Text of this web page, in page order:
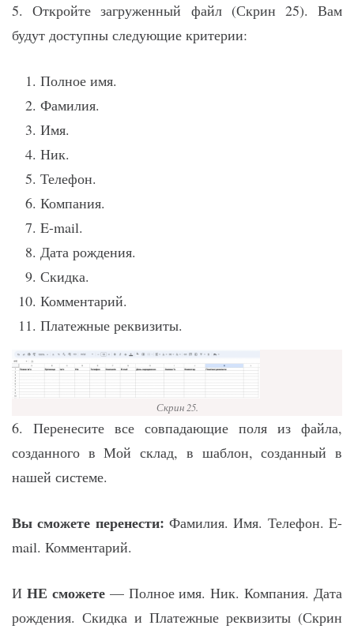
5. Откройте загруженный файл (Скрин 25). Вам
будут доступны следующие критерии:
Полное имя.
Фамилия.
Имя.
Ник.
Телефон.
Компания.
E-mail.
Дата рождения.
Скидка.
Комментарий.
Платежные реквизиты.
Скрин 25.
6. Перенесите все совпадающие поля из файла,
созданного в Мой склад, в шаблон, созданный в
нашей системе.
Вы сможете перенести: Фамилия. Имя. Телефон. E-
mail. Комментарий.
И НЕ сможете— Полное имя. Ник. Компания. Дата
рождения. Скидка и Платежные реквизиты (Скрин